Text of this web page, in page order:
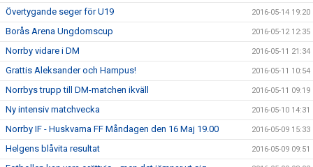
Övertygande seger för U19 2016-05-14 19:20
Borås Arena Ungdomscup 2016-05-12 12:35
Norrby vidare i DM 2016-05-11 21:34
Grattis Aleksander och Hampus! 2016-05-11 10:54
Norrbys trupp till DM-matchen ikväll 2016-05-11 09:19
Ny intensiv matchvecka 2016-05-10 14:31
Norrby IF - Huskvarna FF Måndagen den 16 Maj 19.00 2016-05-09 15:33
Helgens blåvita resultat 2016-05-09 09:51